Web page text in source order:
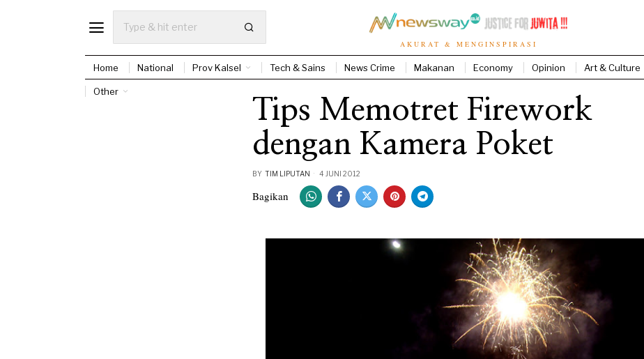
AKURAT & MENGINSPIRASI
Home National Prov Kalsel Tech & Sains News Crime Makanan Economy Opinion Art & Culture
Other
Tips Memotret Firework
dengan Kamera Poket
BY TIM LIPUTAN 4 JUNI 2012
Bagikan